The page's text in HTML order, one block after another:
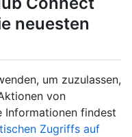
neuesten
um zuzulassen,
von
Informationen findest
Zugriffs auf